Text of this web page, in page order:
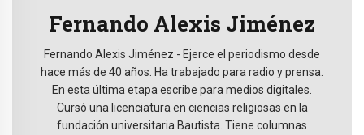
Fernando Alexis Jiménez
Fernando Alexis Jiménez - Ejerce el periodismo desde
hace más de 40 años. Ha trabajado para radio y prensa.
En esta última etapa escribe para medios digitales.
Cursó una licenciatura en ciencias religiosas en la
fundación universitaria Bautista. Tiene columnas